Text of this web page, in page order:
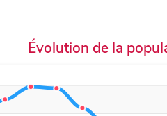
Évolution de la